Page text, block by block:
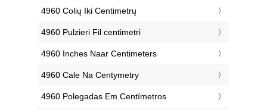
‎4960 Colių Iki Centimetrų
‎4960 Pulzieri Fil ċentimetri
‎4960 Inches Naar Centimeters
‎4960 Cale Na Centymetry
‎4960 Polegadas Em Centímetros